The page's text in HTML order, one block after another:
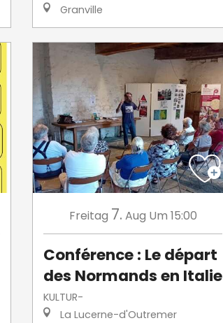
Granville
Freitag 7. Aug Um 15:00
Conférence : Le départ
des Normands en Italie
KULTUR-
La Lucerne-d'Outremer